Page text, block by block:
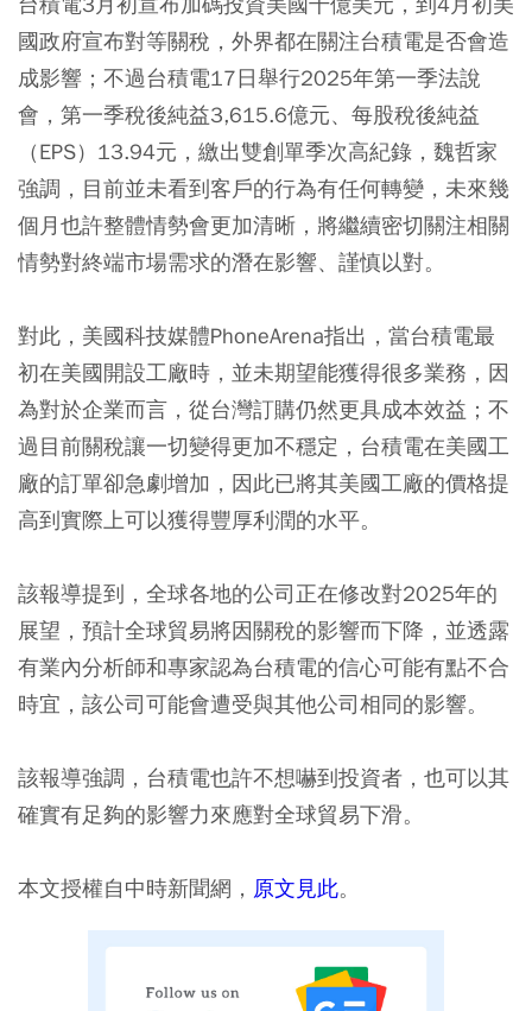
國政府宣布對等關稅，外界都在關注台積電是否會造
成影響；不過台積電17日舉行2025年第一季法說
會，第一季稅後純益3,615.6億元、每股稅後純益
（EPS）13.94元，繳出雙創單季次高紀錄，魏哲家
強調，目前並未看到客戶的行為有任何轉變，未來幾
個月也許整體情勢會更加清晰，將繼續密切關注相關
情勢對終端市場需求的潛在影響、謹慎以對。
對此，美國科技媒體PhoneArena指出，當台積電最
初在美國開設工廠時，並未期望能獲得很多業務，因
為對於企業而言，從台灣訂購仍然更具成本效益；不
過目前關稅讓一切變得更加不穩定，台積電在美國工
廠的訂單卻急劇增加，因此已將其美國工廠的價格提
高到實際上可以獲得豐厚利潤的水平。
該報導提到，全球各地的公司正在修改對2025年的
展望，預計全球貿易將因關稅的影響而下降，並透露
有業內分析師和專家認為台積電的信心可能有點不合
時宜，該公司可能會遭受與其他公司相同的影響。
該報導強調，台積電也許不想嚇到投資者，也可以其
確實有足夠的影響力來應對全球貿易下滑。
本文授權自中時新聞網， 原文見此。